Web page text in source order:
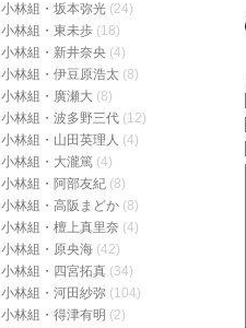
小林組・坂本弥光 (24)
小林組・東未歩 (18)
小林組・新井奈央 (4)
小林組・伊豆原浩太 (8)
小林組・廣瀬大 (8)
小林組・波多野三代 (12)
小林組・山田英理人 (4)
小林組・大瀧篤 (4)
小林組・阿部友紀 (8)
小林組・高阪まどか (8)
小林組・檀上真里奈 (4)
小林組・原央海 (42)
小林組・四宮拓真 (34)
小林組・河田紗弥 (104)
小林組・得津有明 (2)